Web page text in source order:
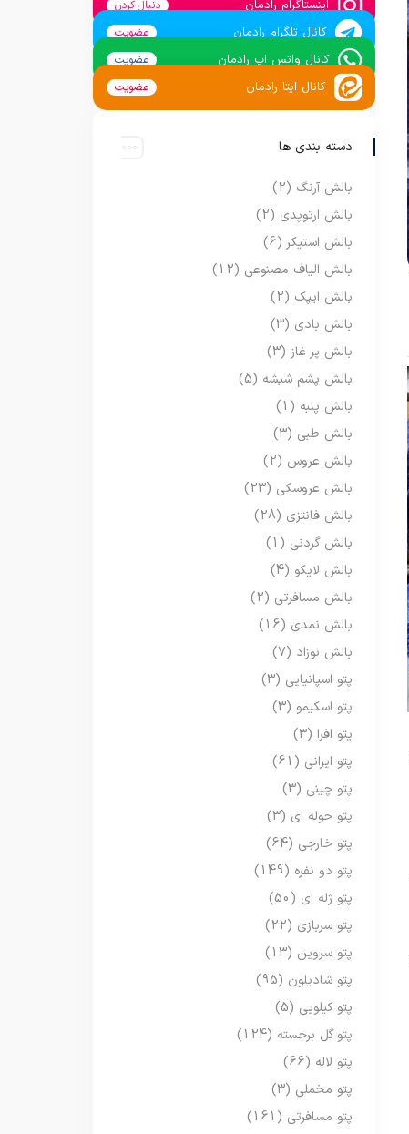
اینستاگرام رادمان دنبال کردن
کانال تلگرام رادمان عضویت
کانال واتس اپ رادمان عضویت
کانال ایتا رادمان عضویت
دسته بندی ها
بالش آرنگ (2)
بالش ارتوپدی (2)
بالش استیکر (6)
بالش الیاف مصنوعی (12)
بالش ایپک (2)
بالش بادی (3)
بالش پر غاز (3)
بالش پشم شیشه (5)
بالش پنبه (1)
بالش طبی (3)
بالش عروس (2)
بالش عروسکی (23)
بالش فانتزی (28)
بالش گردنی (1)
بالش لایکو (4)
بالش مسافرتی (2)
بالش نمدی (16)
بالش نوزاد (7)
پتو اسپانیایی (3)
پتو اسکیمو (3)
پتو افرا (3)
پتو ایرانی (61)
پتو چینی (3)
پتو حوله ای (3)
پتو خارجی (64)
پتو دو نفره (149)
پتو ژله ای (50)
پتو سربازی (22)
پتو سروین (13)
پتو شادیلون (95)
پتو کیلویی (5)
پتو گل برجسته (124)
پتو لاله (66)
پتو مخملی (3)
پتو مسافرتی (161)